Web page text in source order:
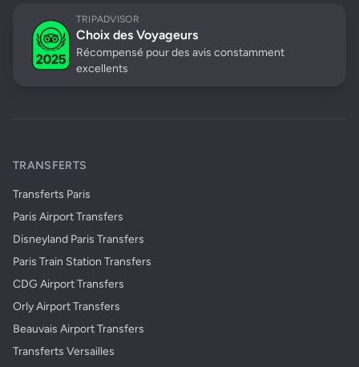
TRIPADVISOR
Choix des Voyageurs
Récompensé pour des avis constamment
excellents
TRANSFERTS
Transferts Paris
Paris Airport Transfers
Disneyland Paris Transfers
Paris Train Station Transfers
CDG Airport Transfers
Orly Airport Transfers
Beauvais Airport Transfers
Transferts Versailles